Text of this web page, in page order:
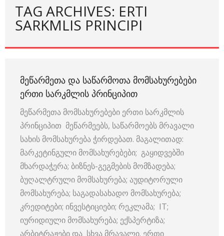
TAG ARCHIVES: ERTI
SARKMLIS PRINCIPI
ᲛᲔᲬᲐᲠᲛᲔᲗᲐ ᲓᲐ ᲡᲐᲬᲐᲠᲛᲝᲗᲐ ᲛᲝᲛᲡᲐᲮᲣᲠᲔᲑᲔᲑᲘ
ᲔᲠᲗᲘ ᲡᲐᲠᲙᲛᲚᲘᲡ ᲞᲠᲘᲜᲪᲘᲞᲘᲗ
მეწარმეთა მომსახურებები ერთი სარკმლის
პრინციპით მეწარმეებს, საწარმოებს მრავალი
სახის მომსახურება ჭირდებათ. მაგალითად:
მარკეტინგული მომსახურებები; გაყიდვებში
მხარდაჭერა; ბიზნეს-გეგმების მომზადება;
ბუღალტრული მომსახურება; აუდიტორული
მომსახურება; საგადასახადო მომსახურება;
კრედიტები; ინვესტიციები; რეკლამა; IT;
იურიდიული მომსახურება; ექსპერტიზა;
არბიტრაჟები და სხვა მრავალი. ერთი